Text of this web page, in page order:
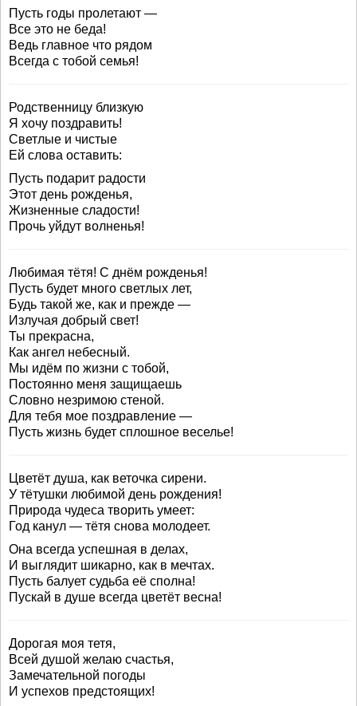
Пусть годы пролетают —
Все это не беда!
Ведь главное что рядом
Всегда с тобой семья!
Родственницу близкую
Я хочу поздравить!
Светлые и чистые
Ей слова оставить:
Пусть подарит радости
Этот день рожденья,
Жизненные сладости!
Прочь уйдут волненья!
Любимая тётя! С днём рожденья!
Пусть будет много светлых лет,
Будь такой же, как и прежде —
Излучая добрый свет!
Ты прекрасна,
Как ангел небесный.
Мы идём по жизни с тобой,
Постоянно меня защищаешь
Словно незримою стеной.
Для тебя мое поздравление —
Пусть жизнь будет сплошное веселье!
Цветёт душа, как веточка сирени.
У тётушки любимой день рождения!
Природа чудеса творить умеет:
Год канул — тётя снова молодеет.
Она всегда успешная в делах,
И выглядит шикарно, как в мечтах.
Пусть балует судьба её сполна!
Пускай в душе всегда цветёт весна!
Дорогая моя тетя,
Всей душой желаю счастья,
Замечательной погоды
И успехов предстоящих!